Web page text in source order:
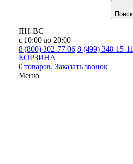
Поиск
ПН-ВС
с 10:00 до 20:00
8 (800) 302-77-06 8 (499) 348-15-11
КОРЗИНА
0 товаров. Заказать звонок
Меню